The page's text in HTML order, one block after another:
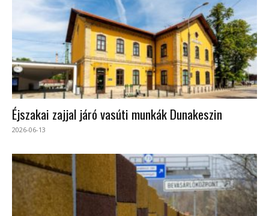
Éjszakai zajjal járó vasúti munkák Dunakeszin
2026-06-13